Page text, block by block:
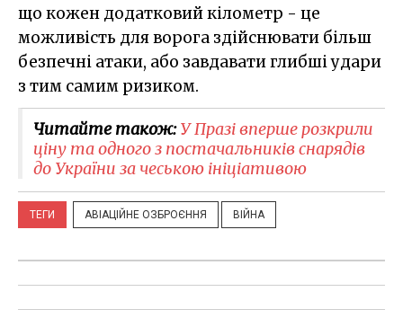
що кожен додатковий кілометр - це
можливість для ворога здійснювати більш
безпечні атаки, або завдавати глибші удари
з тим самим ризиком.
Читайте також:У Празі вперше розкрили
ціну та одного з постачальників снарядів
до України за чеською ініціативою
ТЕГИ АВІАЦІЙНЕ ОЗБРОЄННЯ ВІЙНА